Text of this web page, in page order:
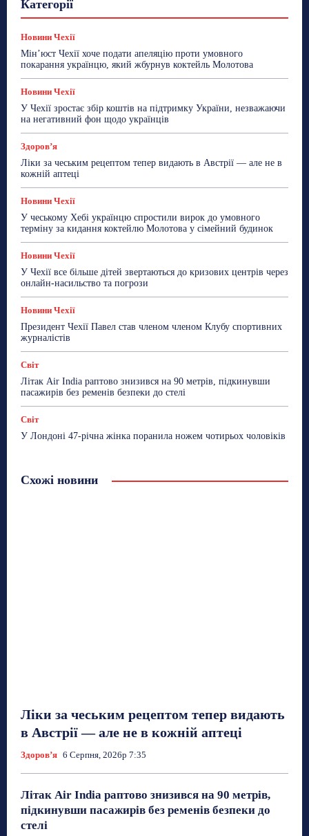
Категорії
Новини Чехії
Сад та город
ТехноМанія
Топ-новини Фоторепортаж
Новини Чехії
Мін’юст Чехії хоче подати апеляцію проти умовного
покарання українцю, який жбурнув коктейль Молотова
Новини Чехії
У Чехії зростає збір коштів на підтримку України, незважаючи
на негативний фон щодо українців
Здоровʼя
Ліки за чеським рецептом тепер видають в Австрії — але не в
кожній аптеці
Новини Чехії
У чеському Хебі українцю спростили вирок до умовного
терміну за кидання коктейлю Молотова у сімейний будинок
Новини Чехії
У Чехії все більше дітей звертаються до кризових центрів через
онлайн-насильство та погрози
Новини Чехії
Президент Чехії Павел став членом членом Клубу спортивних
журналістів
Світ
Літак Air India раптово знизився на 90 метрів, підкинувши
пасажирів без ременів безпеки до стелі
Світ
У Лондоні 47-річна жінка поранила ножем чотирьох чоловіків
Схожі новини
Ліки за чеським рецептом тепер видають
в Австрії — але не в кожній аптеці
Здоровʼя 6 Серпня, 2026р 7:35
Літак Air India раптово знизився на 90 метрів,
підкинувши пасажирів без ременів безпеки до
стелі